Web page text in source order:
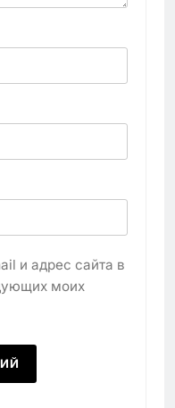
и адрес сайта в
моих